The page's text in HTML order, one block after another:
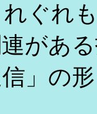
ぐれ
があ
」の